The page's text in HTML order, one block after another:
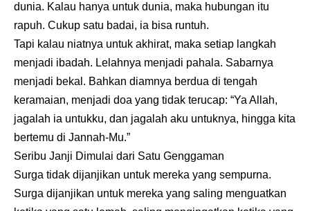
dunia. Kalau hanya untuk dunia, maka hubungan itu
rapuh. Cukup satu badai, ia bisa runtuh.
Tapi kalau niatnya untuk akhirat, maka setiap langkah
menjadi ibadah. Lelahnya menjadi pahala. Sabarnya
menjadi bekal. Bahkan diamnya berdua di tengah
keramaian, menjadi doa yang tidak terucap: “Ya Allah,
jagalah ia untukku, dan jagalah aku untuknya, hingga kita
bertemu di Jannah-Mu.”
Seribu Janji Dimulai dari Satu Genggaman
Surga tidak dijanjikan untuk mereka yang sempurna.
Surga dijanjikan untuk mereka yang saling menguatkan